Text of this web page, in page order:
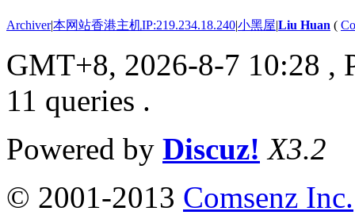
Archiver|本网站香港主机IP:219.234.18.240|小黑屋|Liu Huan (
GMT+8, 2026-8-7 10:28 ,
11 queries .
Powered by Discuz! X3.2
© 2001-2013 Comsenz Inc.